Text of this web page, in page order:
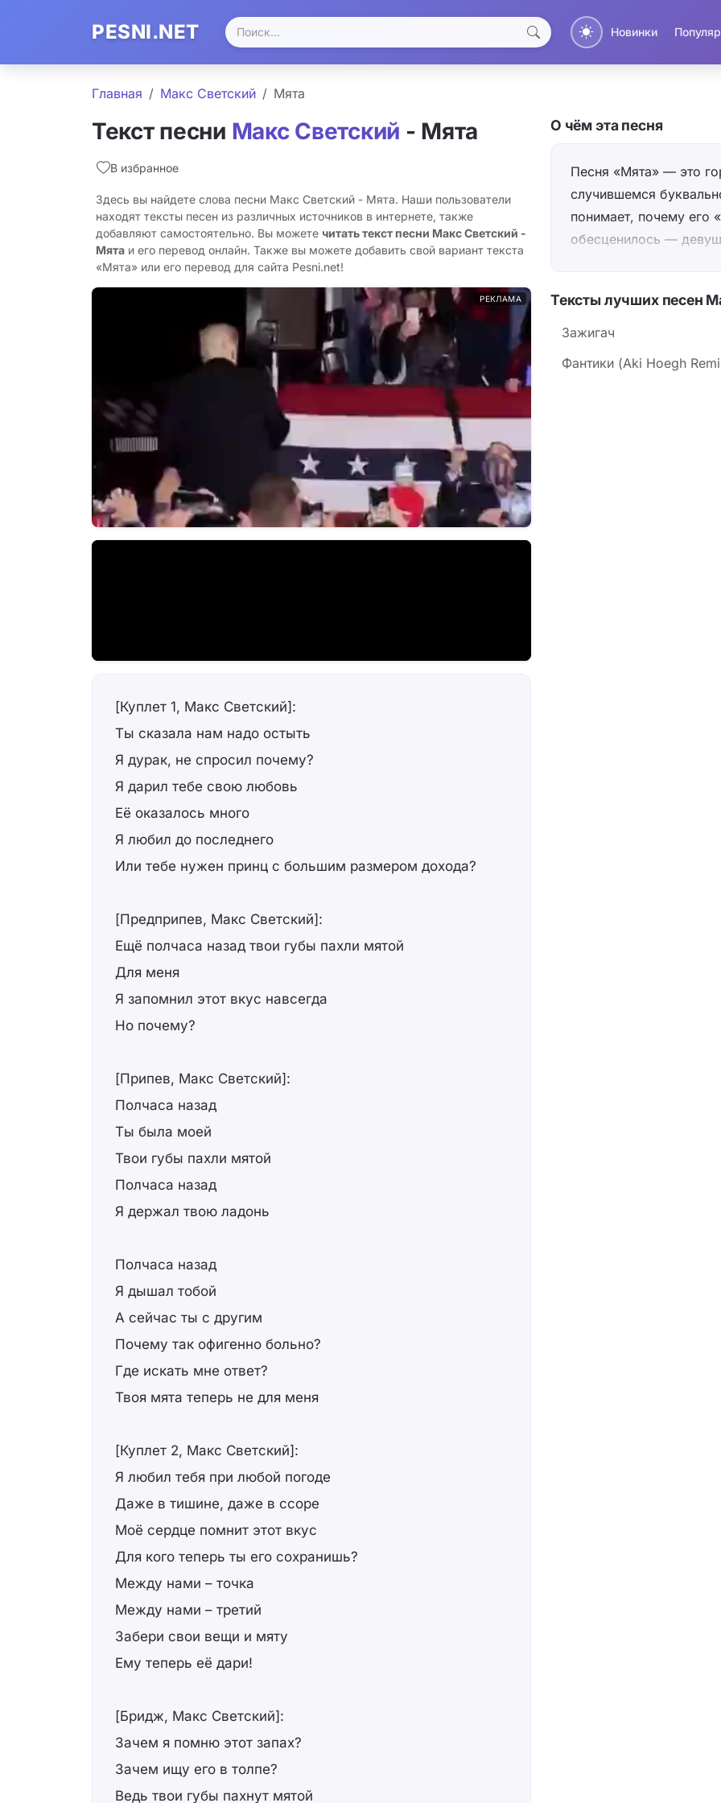
PESNI.NET Новинки
Главная Макс Светский Мята
Текст песни Макс Светский - Мята
В избранное
Здесь вы найдете слова песни Макс Светский - Мята. Наши пользователи
находят тексты песен из различных источников в интернете, также
добавляют самостоятельно. Вы можете читать текст песни Макс Светский -
Мята и его перевод онлайн. Также вы можете добавить свой вариант текста
«Мята» или его перевод для сайта Pesni.net!
РЕКЛАМА
[Куплет 1, Макс Светский]:
Ты сказала нам надо остыть
Я дурак, не спросил почему?
Я дарил тебе свою любовь
Её оказалось много
Я любил до последнего
Или тебе нужен принц с большим размером дохода?
[Предприпев, Макс Светский]:
Ещё полчаса назад твои губы пахли мятой
Для меня
Я запомнил этот вкус навсегда
Но почему?
[Припев, Макс Светский]:
Полчаса назад
Ты была моей
Твои губы пахли мятой
Полчаса назад
Я держал твою ладонь
Полчаса назад
Я дышал тобой
А сейчас ты с другим
Почему так офигенно больно?
Где искать мне ответ?
Твоя мята теперь не для меня
[Куплет 2, Макс Светский]:
Я любил тебя при любой погоде
Даже в тишине, даже в ссоре
Моё сердце помнит этот вкус
Для кого теперь ты его сохранишь?
Между нами – точка
Между нами – третий
Забери свои вещи и мяту
Ему теперь её дари!
[Бридж, Макс Светский]:
Зачем я помню этот запах?
Зачем ищу его в толпе?
Ведь твои губы пахнут мятой
О чём эта песня
Песня «Мята» — это
случившемся
понимает, почему его
обесценилось —
теперь этот же аромат
этого «офигенно
внезапности, а
Тексты лучших песен
Зажигач
Фантики (Aki Hoegh